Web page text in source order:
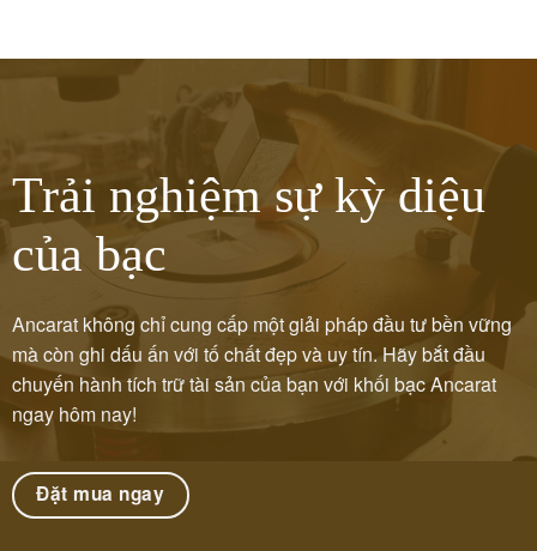
Trải nghiệm sự kỳ diệu
của bạc
Ancarat không chỉ cung cấp một giải pháp đầu tư bền vững
mà còn ghi dấu ấn với tố chất đẹp và uy tín. Hãy bắt đầu
chuyến hành tích trữ tài sản của bạn với khối bạc Ancarat
ngay hôm nay!
Đặt mua ngay